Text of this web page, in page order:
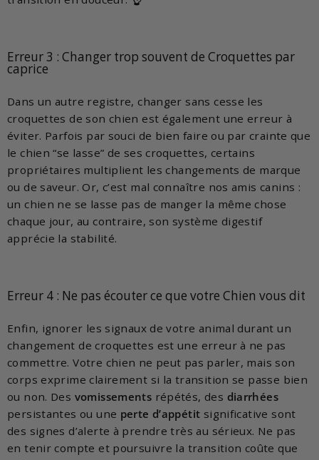
Erreur 3 : Changer trop souvent de Croquettes par
caprice
Dans un autre registre, changer sans cesse les
croquettes de son chien est également une erreur à
éviter. Parfois par souci de bien faire ou par crainte que
le chien “se lasse” de ses croquettes, certains
propriétaires multiplient les changements de marque
ou de saveur. Or, c’est mal connaître nos amis canins :
un chien ne se lasse pas de manger la même chose
chaque jour, au contraire, son système digestif
apprécie la stabilité.
Erreur 4 : Ne pas écouter ce que votre Chien vous dit
Enfin, ignorer les signaux de votre animal durant un
changement de croquettes est une erreur à ne pas
commettre. Votre chien ne peut pas parler, mais son
corps exprime clairement si la transition se passe bien
ou non. Des vomissements répétés, des diarrhées
persistantes ou une perte d’appétit significative sont
des signes d’alerte à prendre très au sérieux. Ne pas
en tenir compte et poursuivre la transition coûte que